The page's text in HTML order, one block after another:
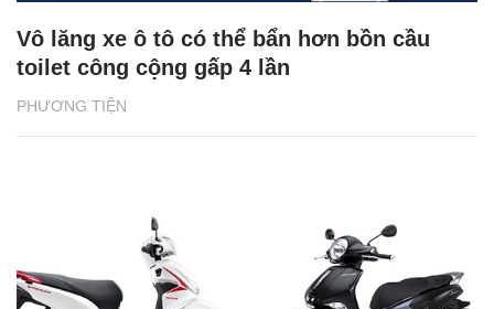
PHƯƠNG TIỆN
Vô lăng xe ô tô có thể bẩn hơn bồn cầu
toilet công cộng gấp 4 lần